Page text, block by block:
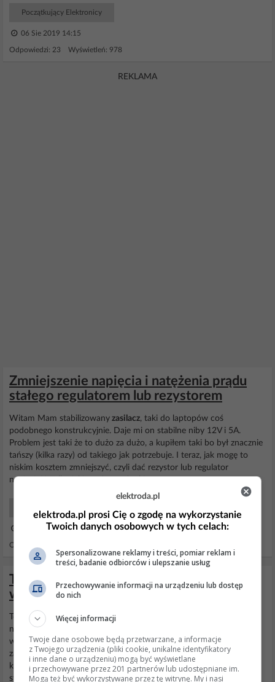
Początkujący Elektronicy
06 Sie 2019 14:15
Odpowiedzi: 23 Wyświetleń: 978
REKLAMA
Zmniejszenie napięcia i natężenia prądu
stałego regulatorem lub rezystorem
Witam Mam stabilizowany zasilacz, taki do laptopów coś
podobnego konstrukcyjnie. Daje mi on stabilne niby 12V i 5A.
Problem jest taki że to dużo za dużo, a kupiłem taki bo był znacznie
tańszy (kilka razy) od takiego jak potrzebuje. I teraz, jak mogę to
niskim kosztem zmniejszyć, czyli dać rezystor lub regulator
napięcia?? Tylko jaki, można coś takiego...
21 Cze 2012 23:13
Odpowiedzi: 8 Wyświetleń: 14894
Tani zasilacz regulowany 0-30V DIY. Czy
warto kupić
To w zasadzieliniowystabilizator napięcia. Raz, że musisz mieć do
niego transformator. Dwa, musisz mieć do niego spory radiator z
wentylatorem. Trzy - straty na jego tranzystorze to (napięcie
zasilania-napięcie wyjściowe) razy prąd. Mając te 30V napięcia na
kondensatorze, a na wyjściu powiedzmy 5V, przy 3A masz 85W
strat na tranzystorze. Raz, że to...
elektroda.pl
elektroda.pl prosi Cię o zgodę na wykorzystanie
Twoich danych osobowych w tych celach:
Spersonalizowane reklamy i treści, pomiar reklam i
treści, badanie odbiorców i ulepszanie usług
Przechowywanie informacji na urządzeniu lub dostęp
do nich
Więcej informacji
Twoje dane osobowe będą przetwarzane, a informacje
z Twojego urządzenia (pliki cookie, unikalne identyfikatory
i inne dane o urządzeniu) mogą być wyświetlane
i przechowywane przez 201 partnerów lub udostępniane im.
Mogą też być wykorzystywane przez tę witrynę. My i nasi